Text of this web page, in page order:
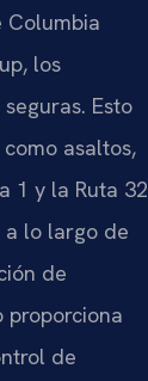
Columbia
los
Esto
asaltos,
1 y la Ruta 32
a lo largo de
de
proporciona
de